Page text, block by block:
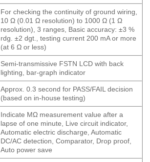
For checking the continuity of ground wiring,
10 Ω (0.01 Ω resolution) to 1000 Ω (1 Ω
resolution), 3 ranges, Basic accuracy: ±3 %
rdg. ±2 dgt., testing current 200 mA or more
(at 6 Ω or less)
Semi-transmissive FSTN LCD with back
lighting, bar-graph indicator
Approx. 0.3 second for PASS/FAIL decision
(based on in-house testing)
Indicate MΩ measurement value after a
lapse of one minute, Live circuit indicator,
Automatic electric discharge, Automatic
DC/AC detection, Comparator, Drop proof,
Auto power save